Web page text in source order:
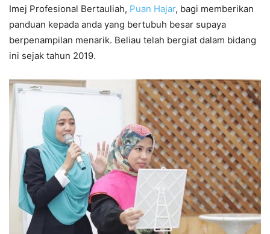
Imej Profesional Bertauliah, Puan Hajar, bagi memberikan
panduan kepada anda yang bertubuh besar supaya
berpenampilan menarik. Beliau telah bergiat dalam bidang
ini sejak tahun 2019.